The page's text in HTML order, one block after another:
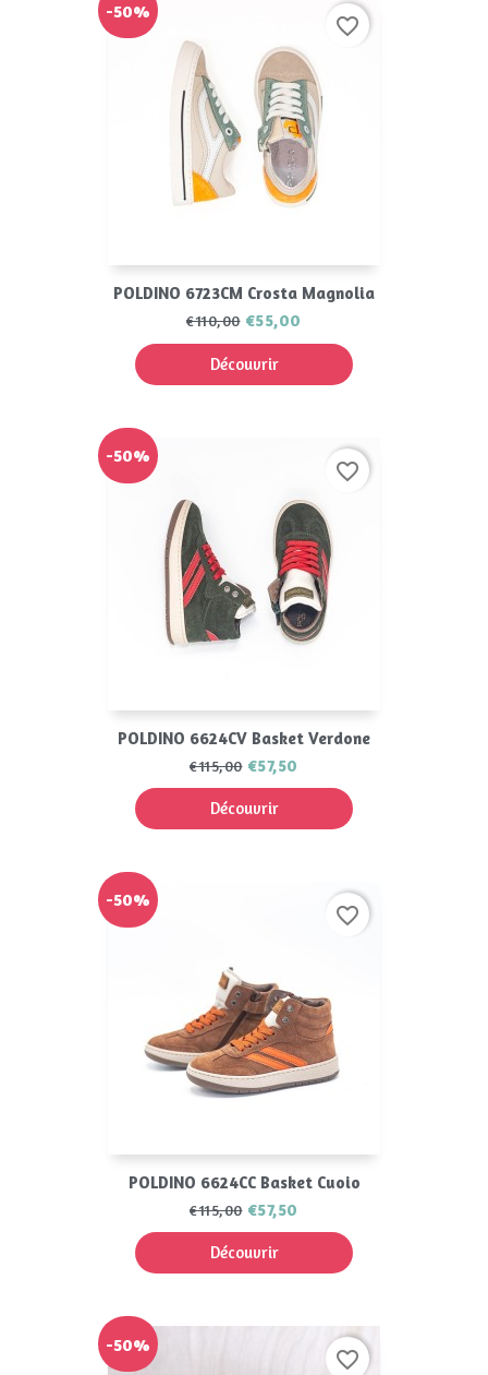
POLDINO 6723CM Crosta Magnolia
€110,00 €55,00
Découvrir
-50%
favorite_border
POLDINO 6624CV Basket Verdone
€115,00 €57,50
Découvrir
-50%
favorite_border
POLDINO 6624CC Basket Cuoio
€115,00 €57,50
Découvrir
-50%
favorite_border
-50%
favorite_border